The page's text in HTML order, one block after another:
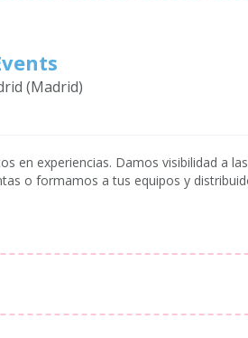
(Madrid)
en experiencias. Damos visibilidad a
o formamos a tus equipos y